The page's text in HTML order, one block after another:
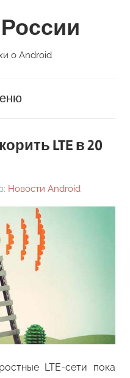
о Android
LTE в 20
Новости Android
LTE-сети пока